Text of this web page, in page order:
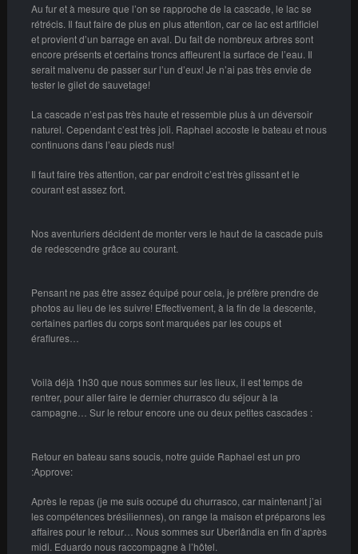
Au fur et à mesure que l’on se rapproche de la cascade, le lac se
rétrécis. Il faut faire de plus en plus attention, car ce lac est artificiel
et provient d’un barrage en aval. Du fait de nombreux arbres sont
encore présents et certains troncs affleurent la surface de l’eau. Il
serait malvenu de passer sur l’un d’eux! Je n’ai pas très envie de
tester le gilet de sauvetage!
La cascade n’est pas très haute et ressemble plus à un déversoir
naturel. Cependant c’est très joli. Raphael accoste le bateau et nous
continuons dans l’eau pieds nus!
Il faut faire très attention, car par endroit c’est très glissant et le
courant est assez fort.
Nos aventuriers décident de monter vers le haut de la cascade puis
de redescendre grâce au courant.
Pensant ne pas être assez équipé pour cela, je préfère prendre de
photos au lieu de les suivre! Effectivement, à la fin de la descente,
certaines parties du corps sont marquées par les coups et
éraflures…
Voilà déjà 1h30 que nous sommes sur les lieux, il est temps de
rentrer, pour aller faire le dernier churrasco du séjour à la
campagne… Sur le retour encore une ou deux petites cascades :
Retour en bateau sans soucis, notre guide Raphael est un pro
:Approve:
Après le repas (je me suis occupé du churrasco, car maintenant j’ai
les compétences brésiliennes), on range la maison et préparons les
affaires pour le retour… Nous sommes sur Uberlândia en fin d’après
midi. Eduardo nous raccompagne à l’hôtel.